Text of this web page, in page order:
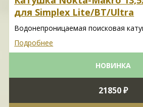
для Simplex Lite/BT/Ultra
Водонепроницаемая поисковая
Подробнее
НОВИНКА
21850 ₽